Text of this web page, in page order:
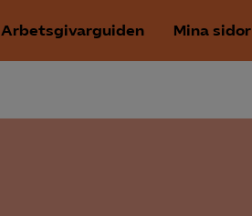
Arbetsgivarguiden Mina sidor